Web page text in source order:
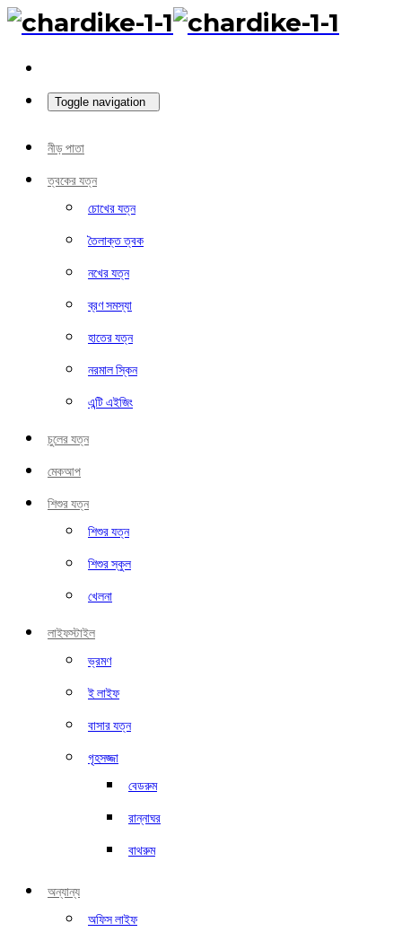
Toggle navigation
নীড় পাতা
ত্বকের যত্ন
চোখের যত্ন
তৈলাক্ত ত্বক
নখের যত্ন
ব্রণ সমস্যা
হাতের যত্ন
নরমাল স্কিন
এন্টি এইজিং
চুলের যত্ন
মেকআপ
শিশুর যত্ন
শিশুর যত্ন
শিশুর স্কুল
খেলনা
লাইফস্টাইল
ভ্রমণ
ই লাইফ
বাসার যত্ন
গৃহসজ্জা
বেডরুম
রান্নাঘর
বাথরুম
অন্যান্য
অফিস লাইফ